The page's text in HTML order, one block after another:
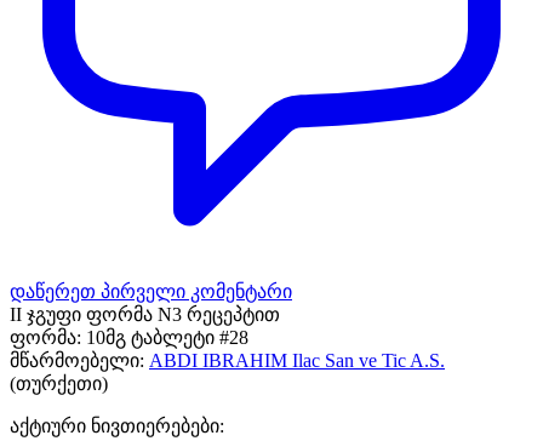
დაწერეთ პირველი კომენტარი
II ჯგუფი ფორმა N3 რეცეპტით
ფორმა: 10მგ ტაბლეტი #28
მწარმოებელი: ABDI IBRAHIM Ilac San ve Tic A.S.
(თურქეთი)
აქტიური ნივთიერებები: